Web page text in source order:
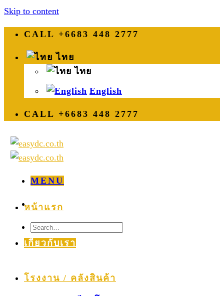
Skip to content
CALL +6683 448 2777
ไทย
ไทย
English
CALL +6683 448 2777
MENU
หน้าแรก
เกี่ยวกับเรา
โรงงาน / คลังสินค้า